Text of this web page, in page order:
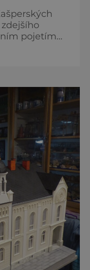
zdejšího
pojetím
vlastně totálně